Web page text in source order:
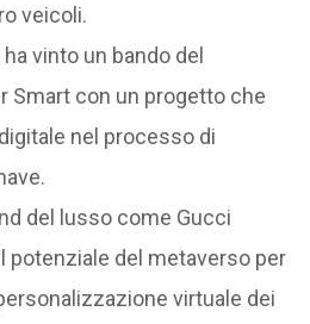
veicoli.
vinto un bando del
Smart con un progetto che
nel processo di
del lusso come Gucci
potenziale del metaverso per
virtuale dei